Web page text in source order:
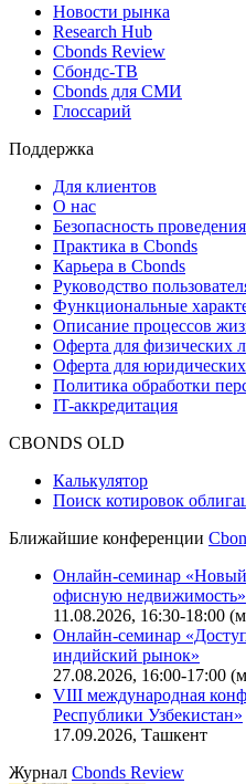
Новости рынка
Research Hub
Cbonds Review
Сбондс-ТВ
Cbonds для СМИ
Глоссарий
Поддержка
Для клиентов
О нас
Безопасность
Практика в Cbonds
Карьера в Cbonds
Руководство
Функциональные
Описание процессов
Оферта для физических
Оферта для
Политика обработки
IT-аккредитация
CBONDS OLD
Калькулятор
Поиск котировок
Ближайшие конференции
Онлайн-семинар «Новый
офисную недвижимость»
11.08.2026, 16:30-18:00
Онлайн-семинар
индийский рынок»
27.08.2026, 16:00-17:00
VIII международная
Республики Узбекистан»
17.09.2026, Ташкент
Журнал Cbonds Review